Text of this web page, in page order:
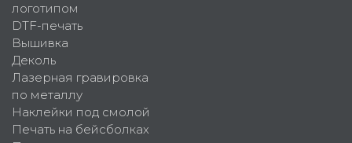
логотипом
DTF-печать
Вышивка
Деколь
Лазерная гравировка
по металлу
Наклейки под смолой
Печать на бейсболках